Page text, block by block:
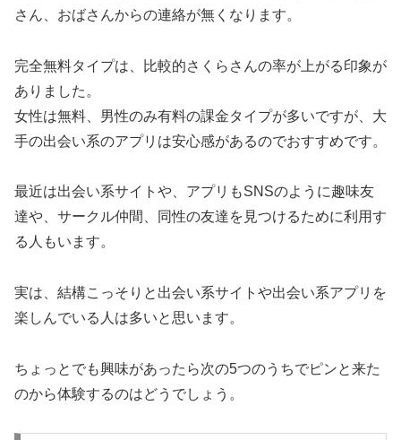
さん、おばさんからの連絡が無くなります。
完全無料タイプは、比較的さくらさんの率が上がる印象が
ありました。
女性は無料、男性のみ有料の課金タイプが多いですが、大
手の出会い系のアプリは安心感があるのでおすすめです。
最近は出会い系サイトや、アプリもSNSのように趣味友
達や、サークル仲間、同性の友達を見つけるために利用す
る人もいます。
実は、結構こっそりと出会い系サイトや出会い系アプリを
楽しんでいる人は多いと思います。
ちょっとでも興味があったら次の5つのうちでピンと来た
のから体験するのはどうでしょう。